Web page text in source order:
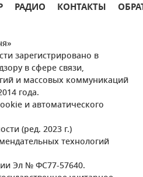
РАДИО КОНТАКТЫ
зарегистрировано в
в сфере связи,
и массовых коммуникаций
года.
и автоматического
(ред. 2023 г.)
технологий
Эл № ФС77-57640.